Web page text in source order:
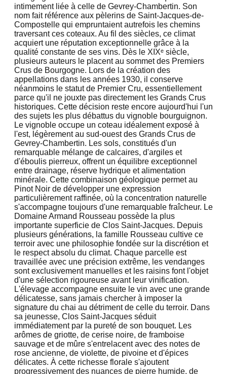
intimement liée à celle de Gevrey-Chambertin. Son
nom fait référence aux pèlerins de Saint-Jacques-de-
Compostelle qui empruntaient autrefois les chemins
traversant ces coteaux. Au fil des siècles, ce climat
acquiert une réputation exceptionnelle grâce à la
qualité constante de ses vins. Dès le XIXᵉ siècle,
plusieurs auteurs le placent au sommet des Premiers
Crus de Bourgogne. Lors de la création des
appellations dans les années 1930, il conserve
néanmoins le statut de Premier Cru, essentiellement
parce qu'il ne jouxte pas directement les Grands Crus
historiques. Cette décision reste encore aujourd'hui l'un
des sujets les plus débattus du vignoble bourguignon.
Le vignoble occupe un coteau idéalement exposé à
l'est, légèrement au sud-ouest des Grands Crus de
Gevrey-Chambertin. Les sols, constitués d'un
remarquable mélange de calcaires, d'argiles et
d'éboulis pierreux, offrent un équilibre exceptionnel
entre drainage, réserve hydrique et alimentation
minérale. Cette combinaison géologique permet au
Pinot Noir de développer une expression
particulièrement raffinée, où la concentration naturelle
s'accompagne toujours d'une remarquable fraîcheur. Le
Domaine Armand Rousseau possède la plus
importante superficie de Clos Saint-Jacques. Depuis
plusieurs générations, la famille Rousseau cultive ce
terroir avec une philosophie fondée sur la discrétion et
le respect absolu du climat. Chaque parcelle est
travaillée avec une précision extrême, les vendanges
sont exclusivement manuelles et les raisins font l'objet
d'une sélection rigoureuse avant leur vinification.
L'élevage accompagne ensuite le vin avec une grande
délicatesse, sans jamais chercher à imposer la
signature du chai au détriment de celle du terroir. Dans
sa jeunesse, Clos Saint-Jacques séduit
immédiatement par la pureté de son bouquet. Les
arômes de griotte, de cerise noire, de framboise
sauvage et de mûre s'entrelacent avec des notes de
rose ancienne, de violette, de pivoine et d'épices
délicates. À cette richesse florale s'ajoutent
progressivement des nuances de pierre humide, de